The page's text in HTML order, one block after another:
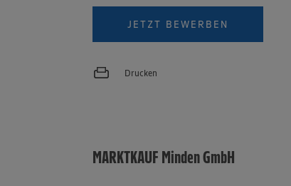
JETZT BEWERBEN
Drucken
MARKTKAUF Minden GmbH